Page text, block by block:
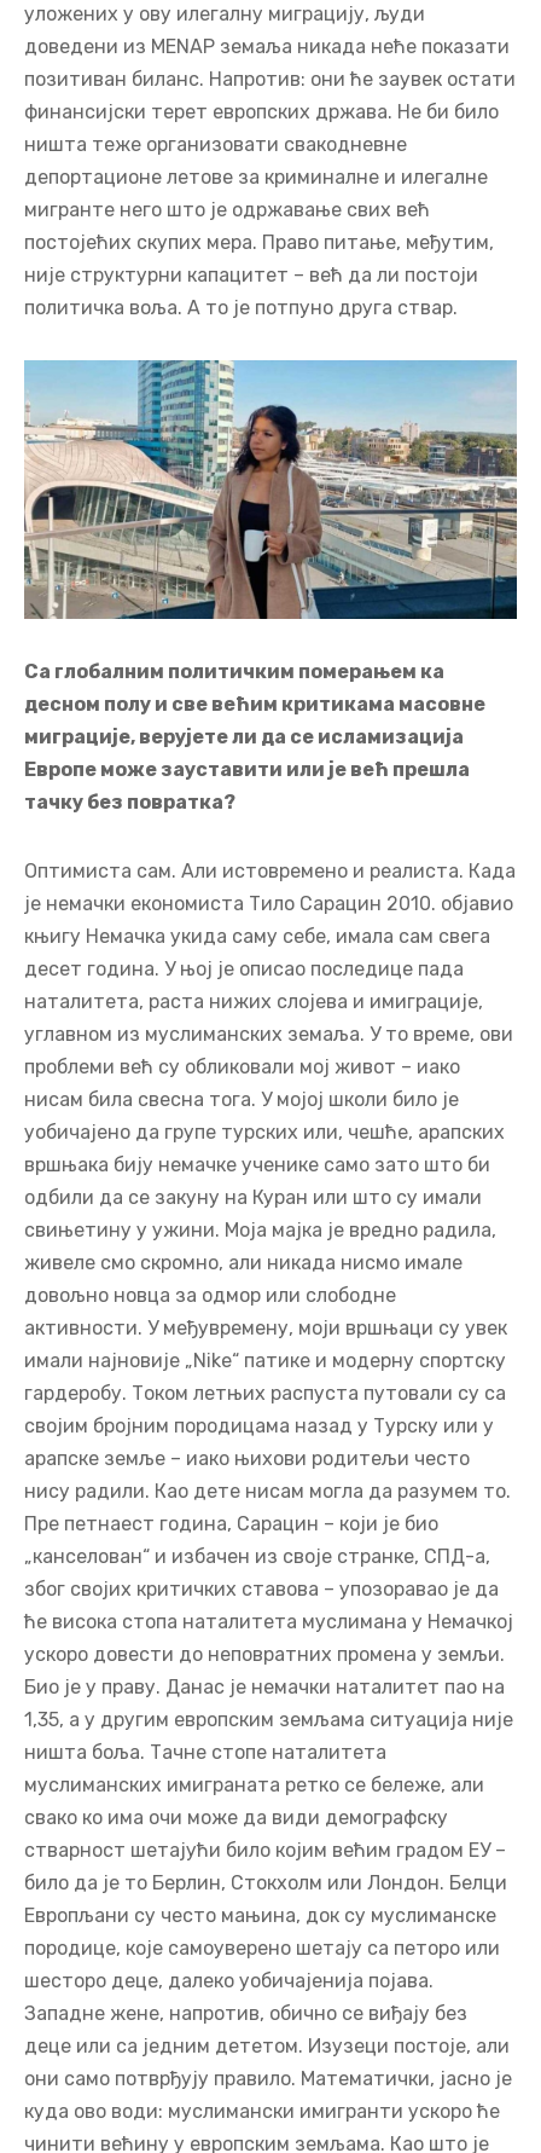
уложених у ову илегалну миграцију, људи
доведени из MENAP земаља никада неће показати
позитиван биланс. Напротив: они ће заувек остати
финансијски терет европских држава. Не би било
ништа теже организовати свакодневне
депортационе летове за криминалне и илегалне
мигранте него што је одржавање свих већ
постојећих скупих мера. Право питање, међутим,
није структурни капацитет – већ да ли постоји
политичка воља. А то је потпуно друга ствар.
Са глобалним политичким померањем ка
десном полу и све већим критикама масовне
миграције, верујете ли да се исламизација
Европе може зауставити или је већ прешла
тачку без повратка?
Оптимиста сам. Али истовремено и реалиста. Када
је немачки економиста Тило Сарацин 2010. објавио
књигу Немачка укида саму себе, имала сам свега
десет година. У њој је описао последице пада
наталитета, раста нижих слојева и имиграције,
углавном из муслиманских земаља. У то време, ови
проблеми већ су обликовали мој живот – иако
нисам била свесна тога. У мојој школи било је
уобичајено да групе турских или, чешће, арапских
вршњака бију немачке ученике само зато што би
одбили да се закуну на Куран или што су имали
свињетину у ужини. Моја мајка је вредно радила,
живеле смо скромно, али никада нисмо имале
довољно новца за одмор или слободне
активности. У међувремену, моји вршњаци су увек
имали најновије „Nike“ патике и модерну спортску
гардеробу. Током летњих распуста путовали су са
својим бројним породицама назад у Турску или у
арапске земље – иако њихови родитељи често
нису радили. Као дете нисам могла да разумем то.
Пре петнаест година, Сарацин – који је био
„канселован“ и избачен из своје странке, СПД-а,
због својих критичких ставова – упозоравао је да
ће висока стопа наталитета муслимана у Немачкој
ускоро довести до неповратних промена у земљи.
Био је у праву. Данас је немачки наталитет пао на
1,35, а у другим европским земљама ситуација није
ништа боља. Тачне стопе наталитета
муслиманских имиграната ретко се бележе, али
свако ко има очи може да види демографску
стварност шетајући било којим већим градом ЕУ –
било да је то Берлин, Стокхолм или Лондон. Белци
Европљани су често мањина, док су муслиманске
породице, које самоуверено шетају са петоро или
шесторо деце, далеко уобичајенија појава.
Западне жене, напротив, обично се виђају без
деце или са једним дететом. Изузеци постоје, али
они само потврђују правило. Математички, јасно је
куда ово води: муслимански имигранти ускоро ће
чинити већину у европским земљама. Као што је